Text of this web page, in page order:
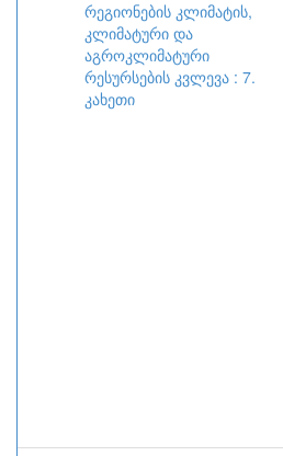
რეგიონების კლიმატის,
კლიმატური და
აგროკლიმატური
რესურსების კვლევა : 7.
კახეთი